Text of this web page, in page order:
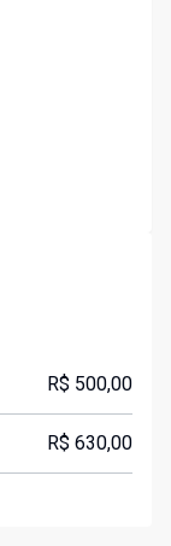
R$ 500,00
R$ 630,00